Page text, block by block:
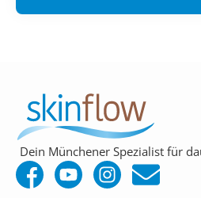
Dein Münchener Spezialist für